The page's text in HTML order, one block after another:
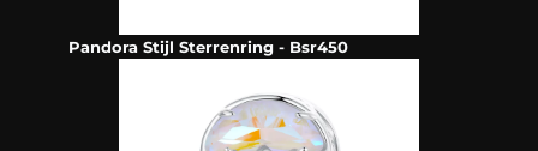
Pandora Stijl Sterrenring - Bsr450